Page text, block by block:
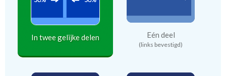
In twee gelijke delen Eén deel
(links bevestigd)